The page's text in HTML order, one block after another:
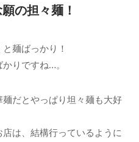
の担々麺！
麺ばっかり！
りですね…。
だとやっぱり坦々麺も大好
は、結構行っているように